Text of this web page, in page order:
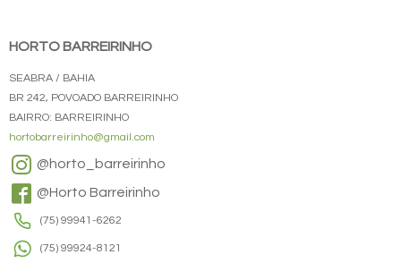
HORTO BARREIRINHO
SEABRA / BAHIA
BR 242, POVOADO BARREIRINHO
BAIRRO: BARREIRINHO
hortobarreirinho@gmail.com
@horto_barreirinho
@Horto Barreirinho
(75) 99941-6262
(75) 99924-8121